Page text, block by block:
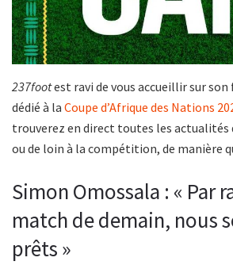
237footest ravi de vous accueillir sur son
dédié à la Coupe d’Afrique des Nations
trouverez en direct toutes les actualités
ou de loin à la compétition, de manière
Simon Omossala : « Par
match de demain, nous
prêts »